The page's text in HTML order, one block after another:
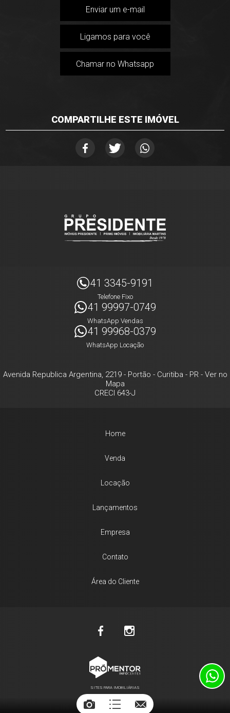
Enviar um e-mail
Ligamos para você
Chamar no Whatsapp
COMPARTILHE ESTE IMÓVEL
41 3345-9191
Telefone Fixo
41 99997-0749
WhatsApp Vendas
41 99968-0379
WhatsApp Locação
Avenida Republica Argentina, 2219- Portão - Curitiba - PR- Ver no
Mapa
CRECI 643-J
Home
Venda
Locação
Lançamentos
Empresa
Contato
Área do Cliente
SITES PARA IMOBILIÁRIAS